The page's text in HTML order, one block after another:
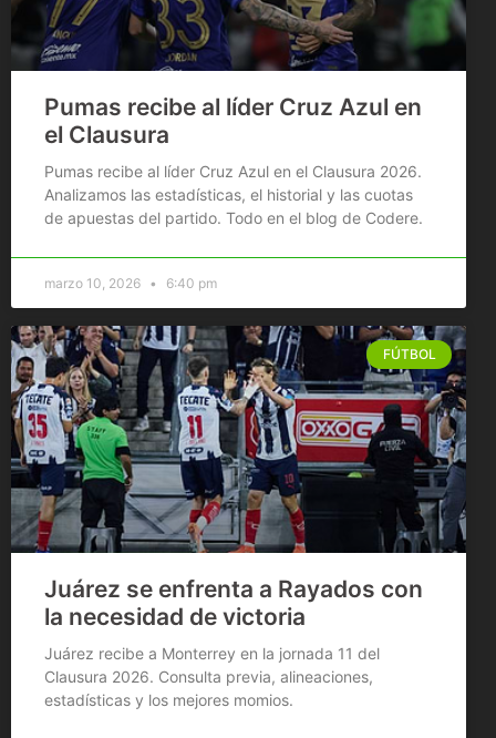
Pumas recibe al líder Cruz Azul en
el Clausura
Pumas recibe al líder Cruz Azul en el Clausura 2026.
Analizamos las estadísticas, el historial y las cuotas
de apuestas del partido. Todo en el blog de Codere.
marzo 10, 2026 6:40 pm
FÚTBOL
Juárez se enfrenta a Rayados con
la necesidad de victoria
Juárez recibe a Monterrey en la jornada 11 del
Clausura 2026. Consulta previa, alineaciones,
estadísticas y los mejores momios.